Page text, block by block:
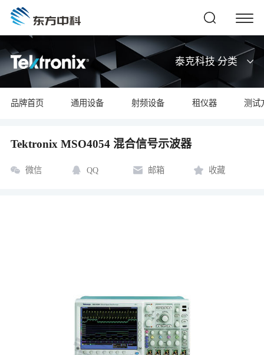
泰克科技 分类
品牌首页 通用设备 射频设备 租仪器 测试
Tektronix MSO4054 混合信号示波器
微信 QQ 邮箱 收藏